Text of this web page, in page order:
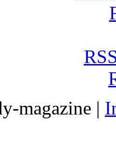
magazine |